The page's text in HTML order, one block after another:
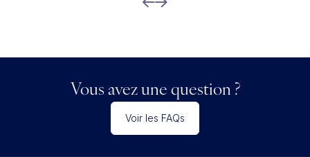
Vous avez une question ?
Voir les FAQs